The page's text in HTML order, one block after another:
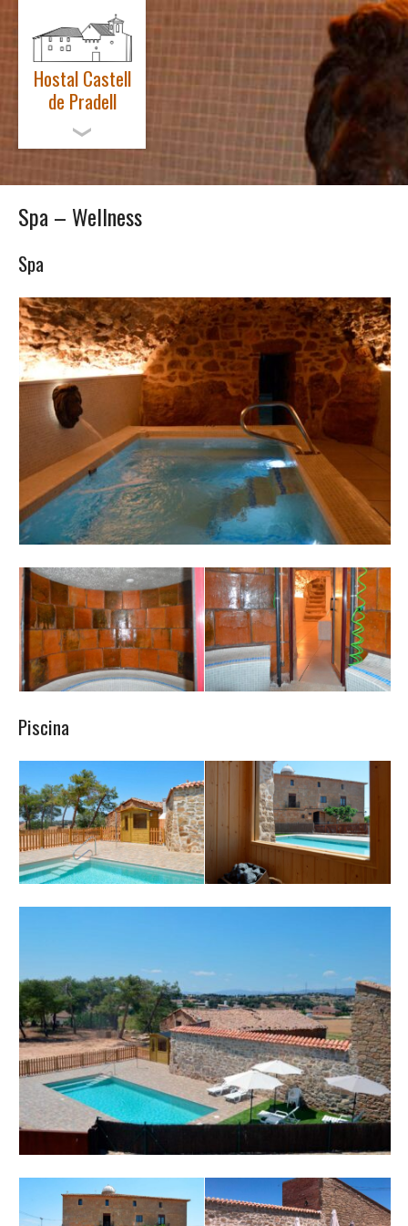
Hostal Castell
de Pradell
EL CASTELL
SPA – SALUT
ACTIVITATS
NOTÍCIES
RESERVES
CONTACTE
Spa – Wellness
Spa
Piscina